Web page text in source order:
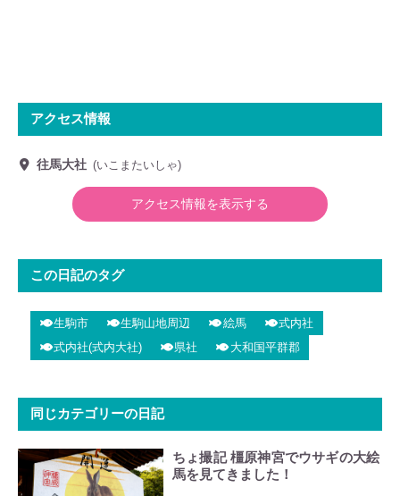
アクセス情報
往馬大社 (いこまたいしゃ)
アクセス情報を表示する
んじゃ)
別名
生駒神社 (いこまじんじゃ)
サイト
https://ikomataisha.or.jp/ (公式)
電話
0743-77-8001
社格
式内社(式内大社)
月次新嘗 ※往馬坐伊古麻都比古神社二
座
この日記のタグ
生駒市 生駒山地周辺 絵馬
式内社
式内社(式内大社)
県社 大和国平群郡
同じカテゴリーの日記
ちょ撮記 橿原神宮でウサギの大絵
馬を見てきました！